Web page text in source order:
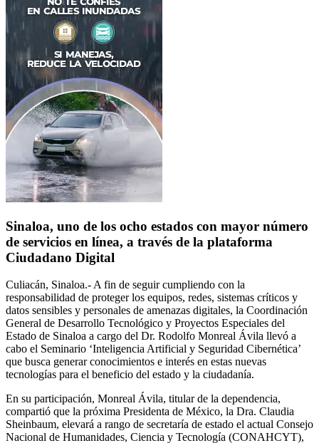
Sinaloa, uno de los ocho estados con mayor número
de servicios en línea, a través de la plataforma
Ciudadano Digital
Culiacán, Sinaloa.- A fin de seguir cumpliendo con la
responsabilidad de proteger los equipos, redes, sistemas críticos y
datos sensibles y personales de amenazas digitales, la Coordinación
General de Desarrollo Tecnológico y Proyectos Especiales del
Estado de Sinaloa a cargo del Dr. Rodolfo Monreal Ávila llevó a
cabo el Seminario ‘Inteligencia Artificial y Seguridad Cibernética’
que busca generar conocimientos e interés en estas nuevas
tecnologías para el beneficio del estado y la ciudadanía.
En su participación, Monreal Ávila, titular de la dependencia,
compartió que la próxima Presidenta de México, la Dra. Claudia
Sheinbaum, elevará a rango de secretaría de estado el actual Consejo
Nacional de Humanidades, Ciencia y Tecnología (CONAHCYT),